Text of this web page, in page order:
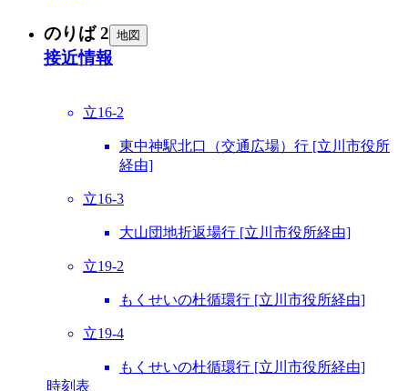
のりば 2 地図
接近情報
立16-2
東中神駅北口（交通広場）行 [立川市役所
経由]
立16-3
大山団地折返場行 [立川市役所経由]
立19-2
もくせいの杜循環行 [立川市役所経由]
立19-4
もくせいの杜循環行 [立川市役所経由]
時刻表